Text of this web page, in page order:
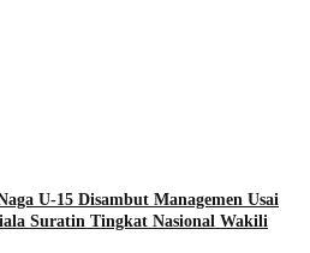
U-15 Disambut Managemen Usai
Suratin Tingkat Nasional Wakili